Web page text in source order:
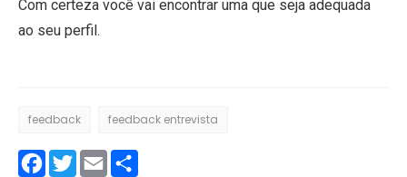
Com certeza você vai encontrar uma que seja adequada
ao seu perfil.
feedback feedback entrevista
Facebook
Twitter
Email